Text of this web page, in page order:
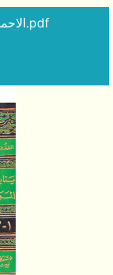
22 - الاحمدية-ينابيع-المودة-تأليف-شيخ.pdf